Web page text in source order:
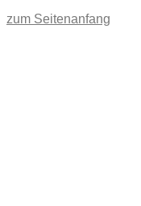
zum Seitenanfang